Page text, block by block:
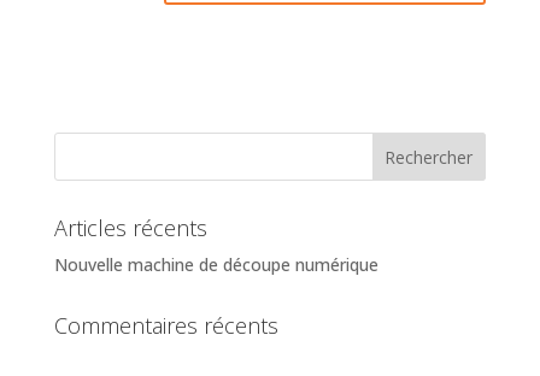
Articles récents
Nouvelle machine de découpe numérique
Commentaires récents